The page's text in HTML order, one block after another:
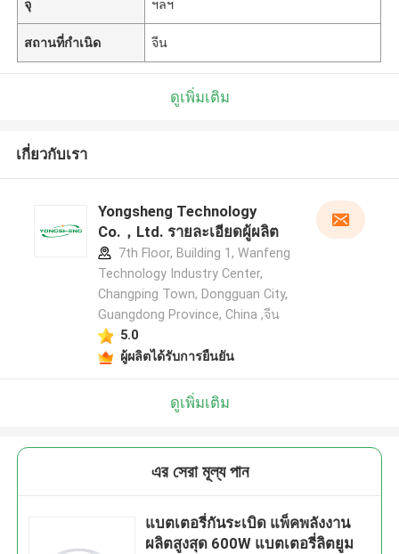
จุ
ฯลฯ
สถานที่กำเนิด จีน
ดูเพิ่มเติม
เกี่ยวกับเรา
Yongsheng Technology
Co.，Ltd. รายละเอียดผู้ผลิต
7th Floor, Building 1, Wanfeng
Technology Industry Center,
Changping Town, Dongguan City,
Guangdong Province, China ,จีน
5.0
ผู้ผลิตได้รับการยืนยัน
ดูเพิ่มเติม
এর সেরা মূল্য পান
แบตเตอรี่กันระเบิด แพ็คพลังงาน
ผลิตสูงสุด 600W แบตเตอรี่ลิตยูม